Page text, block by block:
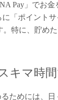
Pay」でお
「ポイント
特に、貯め
キマ時
ためには、